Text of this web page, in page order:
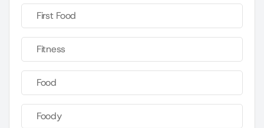
First Food
Fitness
Food
Foody